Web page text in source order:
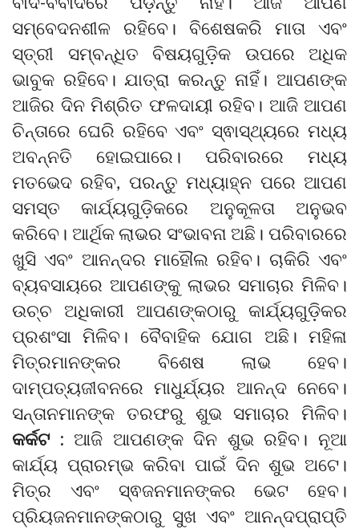
ସମ୍ବେଦନଶୀଳ ରହିବେ। ବିଶେଷକରି ମାତା ଏବଂ
ସ୍ତ୍ରୀ ସମ୍ବନ୍ଧିତ ବିଷୟଗୁଡ଼ିକ ଉପରେ ଅଧିକ
ଭାବୁକ ରହିବେ। ଯାତ୍ରା କରନ୍ତୁ ନାହିଁ। ଆପଣଙ୍କ
ଆଜିର ଦିନ ମିଶ୍ରିତ ଫଳଦାୟୀ ରହିବ। ଆଜି ଆପଣ
ଚିନ୍ତାରେ ଘେରି ରହିବେ ଏବଂ ସ୍ଵାସ୍ଥ୍ୟରେ ମଧ୍ୟ
ଅବନ୍ନତି ହୋଇପାରେ। ପରିବାରରେ ମଧ୍ୟ
ମତଭେଦ ରହିବ, ପରନ୍ତୁ ମଧ୍ୟାହ୍ନ ପରେ ଆପଣ
ସମସ୍ତ କାର୍ଯ୍ୟଗୁଡ଼ିକରେ ଅନୁକୂଳତା ଅନୁଭବ
କରିବେ। ଆର୍ଥିକ ଲାଭର ସଂଭାବନା ଅଛି। ପରିବାରରେ
ଖୁସି ଏବଂ ଆନନ୍ଦର ମାହୌଲ ରହିବ। ଚାକିରି ଏବଂ
ବ୍ୟବସାୟରେ ଆପଣଙ୍କୁ ଲାଭର ସମାଚାର ମିଳିବ।
ଉଚ୍ଚ ଅଧିକାରୀ ଆପଣଙ୍କଠାରୁ କାର୍ଯ୍ୟଗୁଡ଼ିକର
ପ୍ରଶଂସା ମିଳିବ। ବୈବାହିକ ଯୋଗ ଅଛି। ମହିଳା
ମିତ୍ରମାନଙ୍କର ବିଶେଷ ଲାଭ ହେବ।
ଦାମ୍ପତ୍ୟଜୀବନରେ ମାଧୁର୍ଯ୍ୟର ଆନନ୍ଦ ନେବେ।
ସନ୍ତାନମାନଙ୍କ ତରଫରୁ ଶୁଭ ସମାଚାର ମିଳିବ।
କର୍କଟ : ଆଜି ଆପଣଙ୍କ ଦିନ ଶୁଭ ରହିବ। ନୂଆ
କାର୍ଯ୍ୟ ପ୍ରାରମ୍ଭ କରିବା ପାଇଁ ଦିନ ଶୁଭ ଅଟେ।
ମିତ୍ର ଏବଂ ସ୍ଵଜନମାନଙ୍କର ଭେଟ ହେବ।
ପ୍ରିୟଜନମାନଙ୍କଠାରୁ ସୁଖ ଏବଂ ଆନନ୍ଦପ୍ରାପ୍ତି